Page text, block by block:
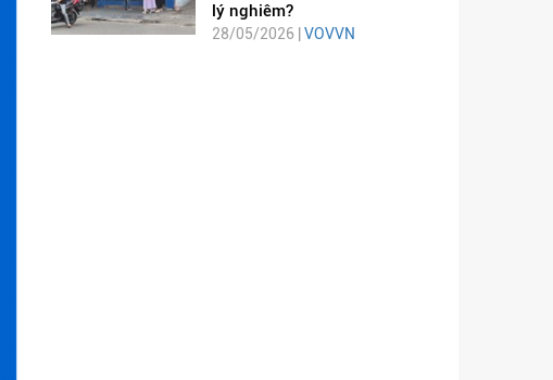
lý nghiêm?
28/05/2026 | VOVVN